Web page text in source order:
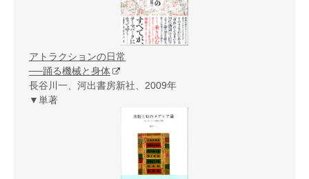
アトラクションの日常
──踊る機械と身体
長谷川一、河出書房新社、2009年
▼単著